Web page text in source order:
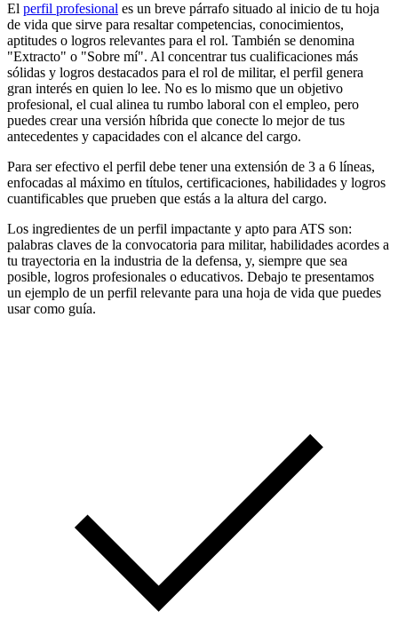
El perfil profesional es un breve párrafo situado al inicio de tu hoja
de vida que sirve para resaltar competencias, conocimientos,
aptitudes o logros relevantes para el rol. También se denomina
"Extracto" o "Sobre mí". Al concentrar tus cualificaciones más
sólidas y logros destacados para el rol de militar, el perfil genera
gran interés en quien lo lee. No es lo mismo que un objetivo
profesional, el cual alinea tu rumbo laboral con el empleo, pero
puedes crear una versión híbrida que conecte lo mejor de tus
antecedentes y capacidades con el alcance del cargo.
Para ser efectivo el perfil debe tener una extensión de 3 a 6 líneas,
enfocadas al máximo en títulos, certificaciones, habilidades y logros
cuantificables que prueben que estás a la altura del cargo.
Los ingredientes de un perfil impactante y apto para ATS son:
palabras claves de la convocatoria para militar, habilidades acordes a
tu trayectoria en la industria de la defensa, y, siempre que sea
posible, logros profesionales o educativos. Debajo te presentamos
un ejemplo de un perfil relevante para una hoja de vida que puedes
usar como guía.